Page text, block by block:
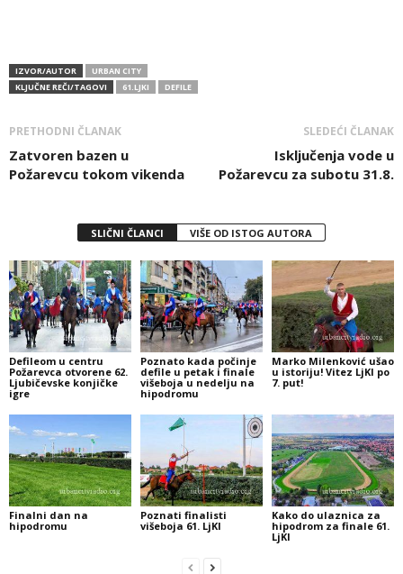
IZVOR/AUTOR
URBAN CITY
KLJUČNE REČI/TAGOVI
61.LJKI DEFILE
PRETHODNI ČLANAK
Zatvoren bazen u
Požarevcu tokom vikenda
SLEDEĆI ČLANAK
Isključenja vode u
Požarevcu za subotu 31.8.
SLIČNI ČLANCI VIŠE OD ISTOG AUTORA
Defileom u centru
Požarevca otvorene 62.
Ljubičevske konjičke
igre
Poznato kada počinje
defile u petak i finale
višeboja u nedelju na
hipodromu
Marko Milenković ušao
u istoriju! Vitez LjKI po
7. put!
Finalni dan na
hipodromu
Poznati finalisti
višeboja 61. LjKI
Kako do ulaznica za
hipodrom za finale 61.
LjKI